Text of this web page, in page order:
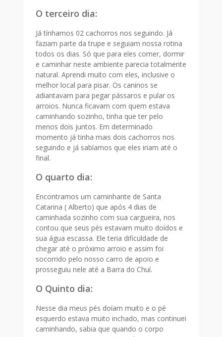
O terceiro dia:
Já tínhamos 02 cachorros nos seguindo. Já
faziam parte da trupe e seguiam nossa rotina
todos os dias. Só que para eles comer, dormir
e caminhar neste ambiente parecia totalmente
natural. Aprendi muito com eles, inclusive o
melhor local para pisar. Os caninos se
adiantavam para pegar pássaros e pular os
arroios. Nunca ficavam com quem estava
caminhando sozinho, tinha que ter pelo
menos dois juntos. Em determinado
momento já tinha mais dois cachorros nos
seguindo e já sabíamos que eles iriam até o
final.
O quarto dia:
Encontramos um caminhante de Santa
Catarina ( Alberto) que após 4 dias de
caminhada sozinho com sua cargueira, nos
contou que seus pés estavam muito doídos e
sua água escassa. Ele teria dificuldade de
chegar até o próximo arroio e assim foi
socorrido pelo nosso carro de apoio e
prosseguiu nele até a Barra do Chuí.
O Quinto dia:
Nesse dia meus pés doíam muito e o pé
esquerdo estava muito inchado, mas continuei
caminhando, sabia que quando o corpo